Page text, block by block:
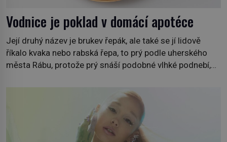
Vodnice je poklad v domácí apotéce
Její druhý název je brukev řepák, ale také se jí lidově
říkalo kvaka nebo rabská řepa, to prý podle uherského
města Rábu, protože prý snáší podobné vlhké podnebí,
někdy i v obchodech. Její bulvy jsou bílé, nahoře někdy